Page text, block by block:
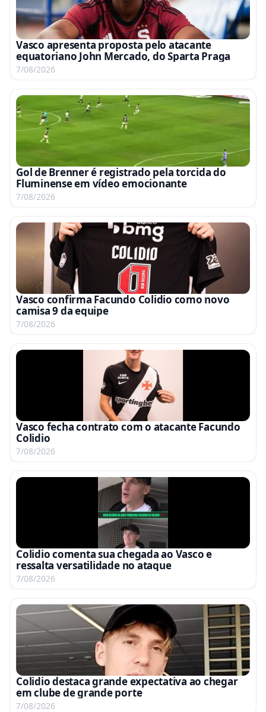
Vasco apresenta proposta pelo atacante
equatoriano John Mercado, do Sparta Praga
7/08/2026
Gol de Brenner é registrado pela torcida do
Fluminense em vídeo emocionante
7/08/2026
Vasco confirma Facundo Colidio como novo
camisa 9 da equipe
7/08/2026
Vasco fecha contrato com o atacante Facundo
Colidio
7/08/2026
Colidio comenta sua chegada ao Vasco e
ressalta versatilidade no ataque
7/08/2026
Colidio destaca grande expectativa ao chegar
em clube de grande porte
7/08/2026